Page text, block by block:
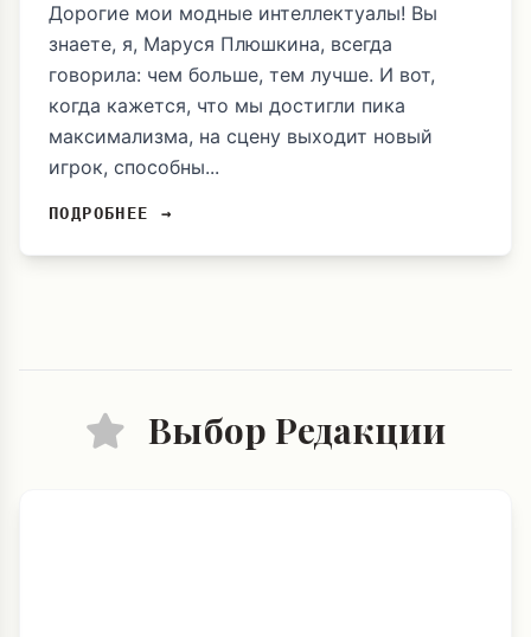
Дорогие мои модные интеллектуалы! Вы
знаете, я, Маруся Плюшкина, всегда
говорила: чем больше, тем лучше. И вот,
когда кажется, что мы достигли пика
максимализма, на сцену выходит новый
игрок, способны...
ПОДРОБНЕЕ →
Выбор Редакции